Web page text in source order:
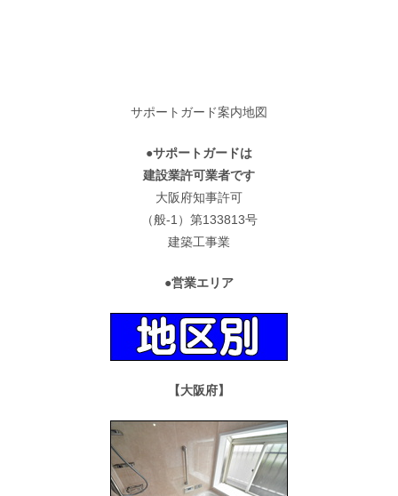
サポートガード案内地図
●サポートガードは
建設業許可業者です
大阪府知事許可
（般-1）第133813号
建築工事業
●営業エリア
【大阪府】